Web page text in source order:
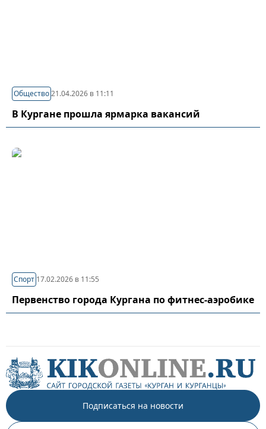
Общество21.04.2026 в 11:11
В Кургане прошла ярмарка вакансий
Спорт 17.02.2026 в 11:55
Первенство города Кургана по фитнес-аэробике
Подписаться на новости